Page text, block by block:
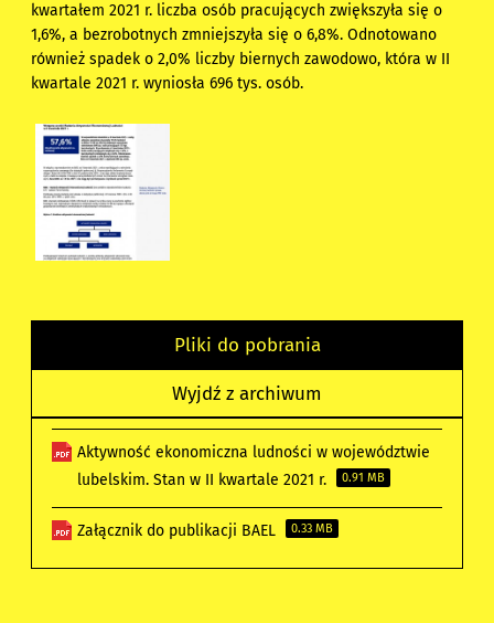
kwartałem 2021 r. liczba osób pracujących zwiększyła się o
1,6%, a bezrobotnych zmniejszyła się o 6,8%. Odnotowano
również spadek o 2,0% liczby biernych zawodowo, która w II
kwartale 2021 r. wyniosła 696 tys. osób.
Pliki do pobrania
Wyjdź z archiwum
Aktywność ekonomiczna ludności w województwie
lubelskim. Stan w II kwartale 2021 r.
0.91 MB
Załącznik do publikacji BAEL 0.33 MB